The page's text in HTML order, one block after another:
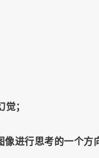
；
进行思考的一个方